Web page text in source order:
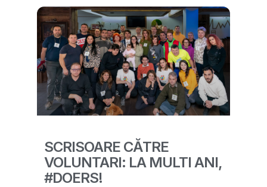
SCRISOARE CĂTRE
VOLUNTARI: LA MULTI ANI,
#DOERS!